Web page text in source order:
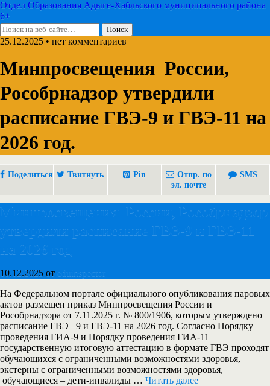
Отдел Образования Адыге-Хабльского муниципального района
6+
25.12.2025 • нет комментариев
Минпросвещения России,
Рособрнадзор утвердили
расписание ГВЭ-9 и ГВЭ-11 на
2026 год.
Поделиться Твитнуть Pin
Отпр. по
эл. почте
SMS
Минпросвещения России, Рособрнадзор
утвердили расписание ГВЭ-9 и ГВЭ-11
на 2026 год
10.12.2025 от eduinspector
На Федеральном портале официального опубликования паровых
актов размещен приказ Минпросвещения России и
Рособрнадзора от 7.11.2025 г. № 800/1906, которым утверждено
расписание ГВЭ –9 и ГВЭ-11 на 2026 год. Согласно Порядку
проведения ГИА-9 и Порядку проведения ГИА-11
государственную итоговую аттестацию в формате ГВЭ проходят
обучающихся с ограниченными возможностями здоровья,
экстерны с ограниченными возможностями здоровья,
обучающиеся – дети-инвалиды … Читать далее